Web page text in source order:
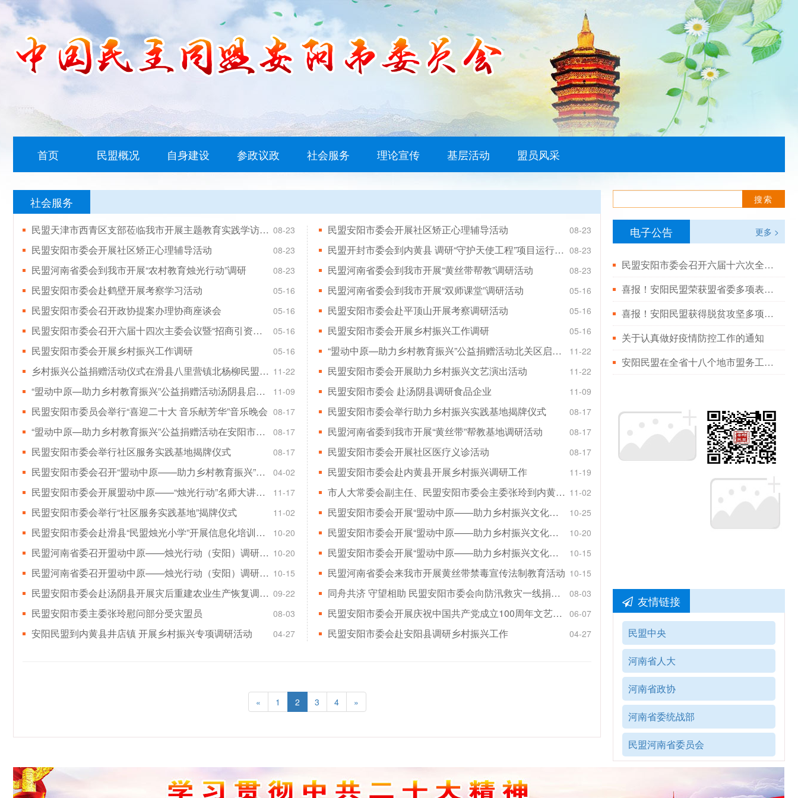
首页 民盟概况 自身建设 参政议政 社会服务 理论宣传 基层活动 盟员风采
社会服务
民盟天津市西青区支部莅临我市开展主题教育实践学访活动 08-23 民盟安阳市委会开展社区矫正心理辅导活动 08-23
民盟安阳市委会开展社区矫正心理辅导活动 08-23 民盟开封市委会到内黄县 调研“守护天使工程”项目运行情况 08-23
民盟河南省委会到我市开展“农村教育烛光行动”调研 08-23 民盟河南省委会到我市开展“黄丝带帮教”调研活动 08-23
民盟安阳市委会赴鹤壁开展考察学习活动 05-16 民盟河南省委会到我市开展“双师课堂”调研活动 05-16
民盟安阳市委会召开政协提案办理协商座谈会 05-16 民盟安阳市委会赴平顶山开展考察调研活动 05-16
民盟安阳市委会召开六届十四次主委会议暨“招商引资拼经济”工作部署会 05-16 民盟安阳市委会开展乡村振兴工作调研 05-16
民盟安阳市委会开展乡村振兴工作调研 05-16 “盟动中原—助力乡村教育振兴”公益捐赠活动北关区启动仪式顺利举行 11-22
乡村振兴公益捐赠活动仪式在滑县八里营镇北杨柳民盟烛光小学举行 11-22 民盟安阳市委会开展助力乡村振兴文艺演出活动 11-22
“盟动中原—助力乡村教育振兴”公益捐赠活动汤阴县启动仪式顺利举行 11-09 民盟安阳市委会 赴汤阴县调研食品企业 11-09
民盟安阳市委员会举行“喜迎二十大 音乐献芳华”音乐晚会 08-17 民盟安阳市委会举行助力乡村振兴实践基地揭牌仪式 08-17
“盟动中原—助力乡村教育振兴”公益捐赠活动在安阳市举行 08-17 民盟河南省委到我市开展“黄丝带”帮教基地调研活动 08-17
民盟安阳市委会举行社区服务实践基地揭牌仪式 08-17 民盟安阳市委会开展社区医疗义诊活动 08-17
民盟安阳市委会召开“盟动中原——助力乡村教育振兴”公益活动推进会 04-02 民盟安阳市委会赴内黄县开展乡村振兴调研工作 11-19
民盟安阳市委会开展盟动中原——“烛光行动”名师大讲堂活动 11-17 市人大常委会副主任、民盟安阳市委会主委张玲到内黄县调研高中阶段教育发展情况 11-02
民盟安阳市委会举行“社区服务实践基地”揭牌仪式 11-02 民盟安阳市委会开展“盟动中原——助力乡村振兴文化下乡”活动 10-25
民盟安阳市委会赴滑县“民盟烛光小学”开展信息化培训活动 10-20 民盟安阳市委会开展“盟动中原——助力乡村振兴文化下乡”活动 10-20
民盟河南省委召开盟动中原——烛光行动（安阳）调研座谈会 10-20 民盟安阳市委会开展“盟动中原——助力乡村振兴文化下乡”活动 10-15
民盟河南省委召开盟动中原——烛光行动（安阳）调研座谈会 10-15 民盟河南省委会来我市开展黄丝带禁毒宣传法制教育活动 10-15
民盟安阳市委会赴汤阴县开展灾后重建农业生产恢复调研活动 09-22 同舟共济 守望相助 民盟安阳市委会向防汛救灾一线捐赠物资 08-03
民盟安阳市委主委张玲慰问部分受灾盟员 08-03 民盟安阳市委会开展庆祝中国共产党成立100周年文艺演出进社区活动 06-07
安阳民盟到内黄县井店镇 开展乡村振兴专项调研活动 04-27 民盟安阳市委会赴安阳县调研乡村振兴工作 04-27
« 1 2 3 4 »
电子公告 更多 >
民盟安阳市委会召开六届十六次全体（扩大）会议
喜报！安阳民盟荣获盟省委多项表彰！
喜报！安阳民盟获得脱贫攻坚多项殊荣
关于认真做好疫情防控工作的通知
安阳民盟在全省十八个地市盟务工作综合排名第二
友情链接
民盟中央
河南省人大
河南省政协
河南省委统战部
民盟河南省委员会